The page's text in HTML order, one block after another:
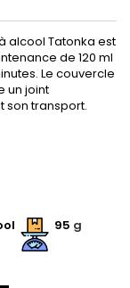
alcool Tatonka est
de 120 ml
Le couvercle
un joint
son transport.
95 g